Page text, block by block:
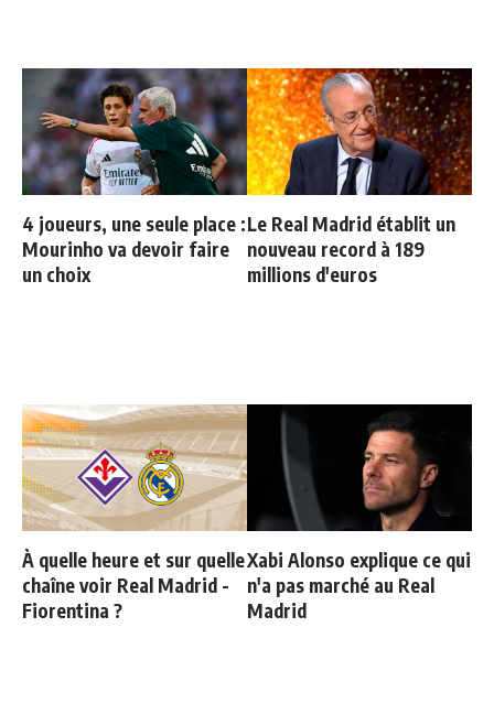
4 joueurs, une seule place :
Mourinho va devoir faire
un choix
Le Real Madrid établit un
nouveau record à 189
millions d'euros
À quelle heure et sur quelle
chaîne voir Real Madrid -
Fiorentina ?
Xabi Alonso explique ce qui
n'a pas marché au Real
Madrid